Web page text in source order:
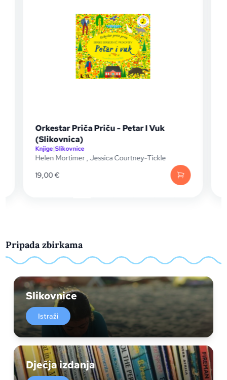
Orkestar Priča Priču - Petar I Vuk
(Slikovnica)
Knjige|Slikovnice
Helen Mortimer,Jessica Courtney-Tickle
19,00€
Pripada zbirkama
Slikovnice
Istraži
Dječja izdanja